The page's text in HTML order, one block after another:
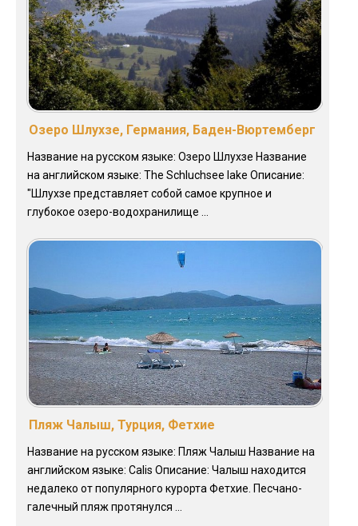
Озеро Шлухзе, Германия, Баден-Вюртемберг
Название на русском языке: Озеро Шлухзе Название
на английском языке: The Schluchsee lake Описание:
"Шлухзе представляет собой самое крупное и
глубокое озеро-водохранилище ...
Пляж Чалыш, Турция, Фетхие
Название на русском языке: Пляж Чалыш Название на
английском языке: Calis Описание: Чалыш находится
недалеко от популярного курорта Фетхие. Песчано-
галечный пляж протянулся ...